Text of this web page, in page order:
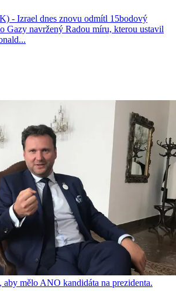
- Izrael dnes znovu odmítl 15bodový
Gazy navržený Radou míru, kterou ustavil
aby mělo ANO kandidáta na prezidenta.